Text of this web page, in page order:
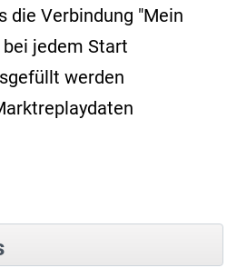
die Verbindung "Mein
jedem Start
werden